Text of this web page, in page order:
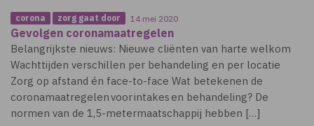
corona zorg gaat door 14 mei 2020
Gevolgen coronamaatregelen
Belangrijkste nieuws: Nieuwe cliënten van harte welkom
Wachttijden verschillen per behandeling en per locatie
Zorg op afstand én face-to-face Wat betekenen de
coronamaatregelen voor intakes en behandeling? De
normen van de 1,5-metermaatschappij hebben […]